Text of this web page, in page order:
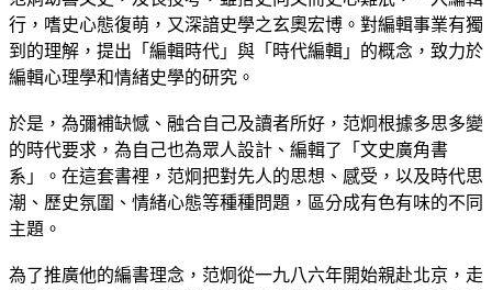
行，嗜史心態復萌，又深諳史學之玄奧宏博。對編輯事業有獨
到的理解，提出「編輯時代」與「時代編輯」的概念，致力於
編輯心理學和情緒史學的研究。
於是，為彌補缺憾、融合自己及讀者所好，范炯根據多思多變
的時代要求，為自己也為眾人設計、編輯了「文史廣角書
系」。在這套書裡，范炯把對先人的思想、感受，以及時代思
潮、歷史氛圍、情緒心態等種種問題，區分成有色有味的不同
主題。
為了推廣他的編書理念，范炯從一九八六年開始親赴北京，走